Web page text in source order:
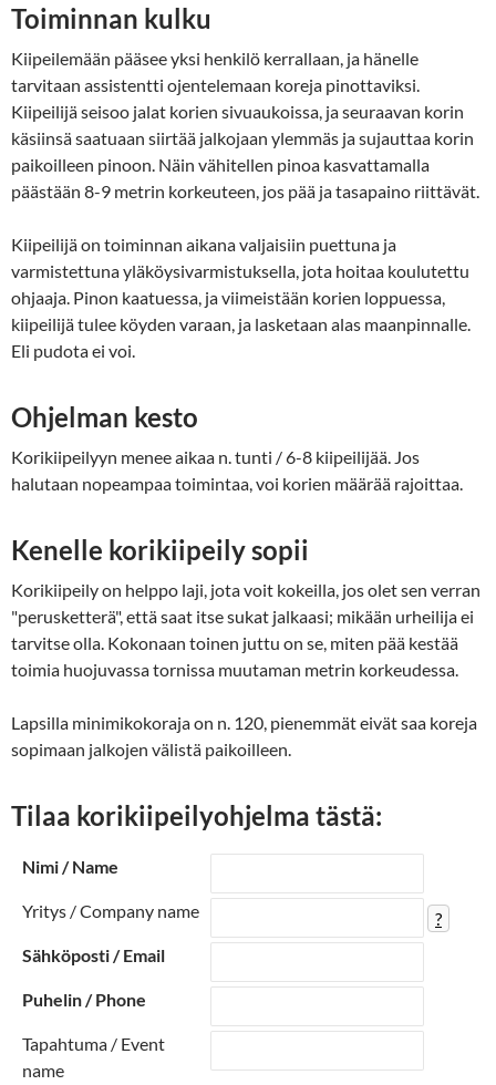
Toiminnan kulku
Kiipeilemään pääsee yksi henkilö kerrallaan, ja hänelle
tarvitaan assistentti ojentelemaan koreja pinottaviksi.
Kiipeilijä seisoo jalat korien sivuaukoissa, ja seuraavan korin
käsiinsä saatuaan siirtää jalkojaan ylemmäs ja sujauttaa korin
paikoilleen pinoon. Näin vähitellen pinoa kasvattamalla
päästään 8-9 metrin korkeuteen, jos pää ja tasapaino riittävät.
Kiipeilijä on toiminnan aikana valjaisiin puettuna ja
varmistettuna yläköysivarmistuksella, jota hoitaa koulutettu
ohjaaja. Pinon kaatuessa, ja viimeistään korien loppuessa,
kiipeilijä tulee köyden varaan, ja lasketaan alas maanpinnalle.
Eli pudota ei voi.
Ohjelman kesto
Korikiipeilyyn menee aikaa n. tunti / 6-8 kiipeilijää. Jos
halutaan nopeampaa toimintaa, voi korien määrää rajoittaa.
Kenelle korikiipeily sopii
Korikiipeily on helppo laji, jota voit kokeilla, jos olet sen verran
"perusketterä", että saat itse sukat jalkaasi; mikään urheilija ei
tarvitse olla. Kokonaan toinen juttu on se, miten pää kestää
toimia huojuvassa tornissa muutaman metrin korkeudessa.
Lapsilla minimikokoraja on n. 120, pienemmät eivät saa koreja
sopimaan jalkojen välistä paikoilleen.
Tilaa korikiipeilyohjelma tästä:
Nimi / Name
Yritys / Company name
?
Sähköposti / Email
Puhelin / Phone
Tapahtuma / Event
name